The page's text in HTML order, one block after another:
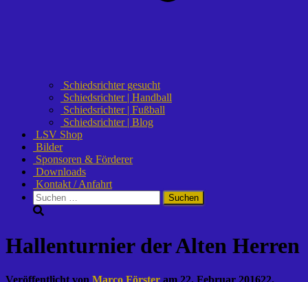
Schiedsrichter gesucht
Schiedsrichter | Handball
Schiedsrichter | Fußball
Schiedsrichter | Blog
LSV Shop
Bilder
Sponsoren & Förderer
Downloads
Kontakt / Anfahrt
Suchen
nach:
Hallenturnier der Alten Herren
Veröffentlicht von Marco Förster am 22. Februar 201622.